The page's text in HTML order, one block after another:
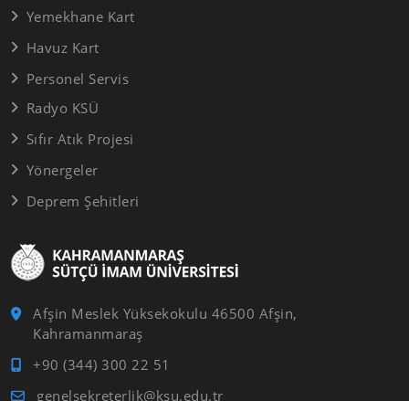
Afşin Meslek Yüksekokulu 46500 Afşin,
Kahramanmaraş
+90 (344) 300 22 51
genelsekreterlik@ksu.edu.tr
Yemekhane Kart
Havuz Kart
Personel Servis
Radyo KSÜ
Sıfır Atık Projesi
Yönergeler
Deprem Şehitleri